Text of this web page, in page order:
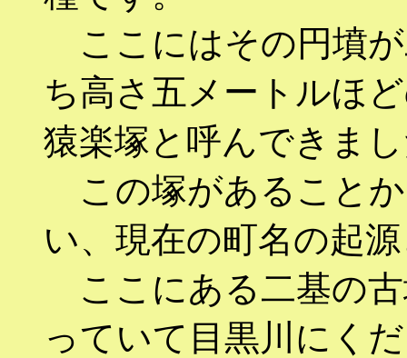
ここにはその円墳
ち高さ五メートルほ
猿楽塚と呼んできま
この塚があること
い、現在の町名の起
ここにある二基の
っていて目黒川にく